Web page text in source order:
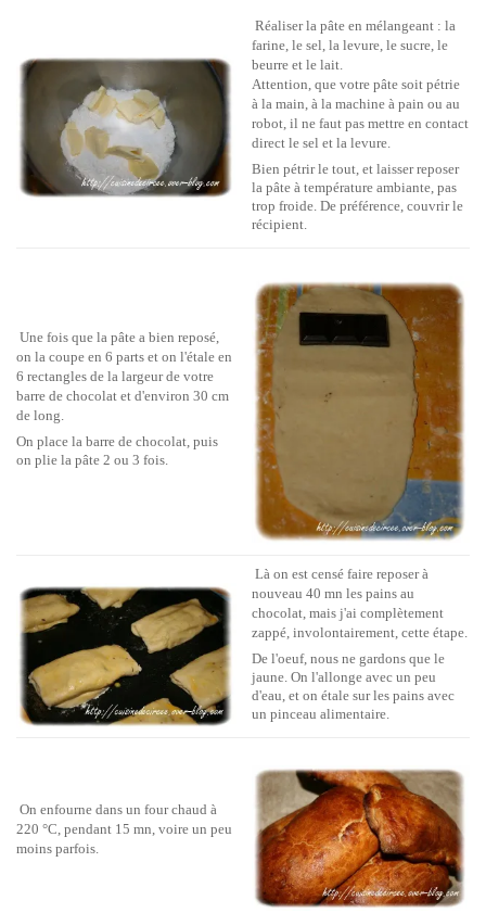
Réaliser la pâte en mélangeant : la
farine, le sel, la levure, le sucre, le
beurre et le lait.
Attention, que votre pâte soit pétrie
à la main, à la machine à pain ou au
robot, il ne faut pas mettre en contact
direct le sel et la levure.
Bien pétrir le tout, et laisser reposer
la pâte à température ambiante, pas
trop froide. De préférence, couvrir le
récipient.
Une fois que la pâte a bien reposé,
on la coupe en 6 parts et on l'étale en
6 rectangles de la largeur de votre
barre de chocolat et d'environ 30 cm
de long.
On place la barre de chocolat, puis
on plie la pâte 2 ou 3 fois.
Là on est censé faire reposer à
nouveau 40 mn les pains au
chocolat, mais j'ai complètement
zappé, involontairement, cette étape.
De l'oeuf, nous ne gardons que le
jaune. On l'allonge avec un peu
d'eau, et on étale sur les pains avec
un pinceau alimentaire.
On enfourne dans un four chaud à
220 °C, pendant 15 mn, voire un peu
moins parfois.